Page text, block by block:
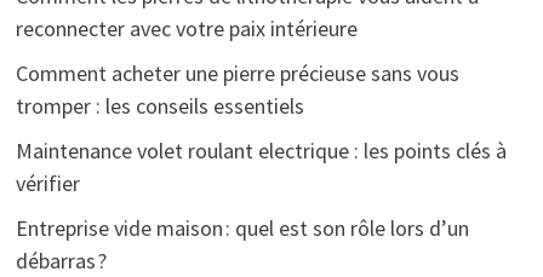
reconnecter avec votre paix intérieure
Comment acheter une pierre précieuse sans vous
tromper : les conseils essentiels
Maintenance volet roulant electrique : les points clés à
vérifier
Entreprise vide maison : quel est son rôle lors d’un
débarras ?